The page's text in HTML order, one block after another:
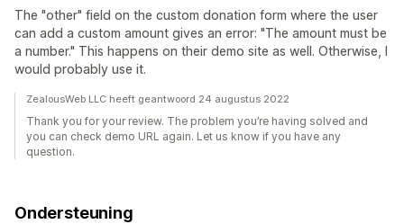
The "other" field on the custom donation form where the user
can add a custom amount gives an error: "The amount must be
a number." This happens on their demo site as well. Otherwise, I
would probably use it.
ZealousWeb LLC heeft geantwoord 24 augustus 2022
Thank you for your review. The problem you’re having solved and
you can check demo URL again. Let us know if you have any
question.
Ondersteuning